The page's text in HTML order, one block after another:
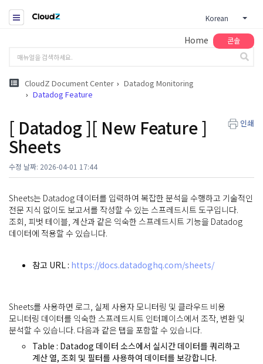
Korean
Home 콘솔
CloudZ Document Center
Datadog Monitoring
Datadog Feature
[ Datadog ][ New Feature ]
Sheets
인쇄
수정 날짜: 2026-04-01 17:44
Sheets는 Datadog 데이터를 입력하여 복잡한 분석을 수행하고 기술적인
전문 지식 없이도 보고서를 작성할 수 있는 스프레드시트 도구입니다.
조회, 피벗 테이블, 계산과 같은 익숙한 스프레드시트 기능을 Datadog
데이터에 적용할 수 있습니다.
참고 URL : https://docs.datadoghq.com/sheets/
Sheets를 사용하면 로그, 실제 사용자 모니터링 및 클라우드 비용
모니터링 데이터를 익숙한 스프레드시트 인터페이스에서 조작, 변환 및
분석할 수 있습니다. 다음과 같은 탭을 포함할 수 있습니다.
Table : Datadog 데이터 소스에서 실시간 데이터를 쿼리하고
계산 열, 조회 및 필터를 사용하여 데이터를 보강합니다.